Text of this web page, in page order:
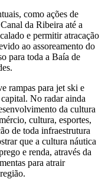
como ações de
da Ribeira até a
e permitir atracação
ao assoreamento do
para toda a Baía de
rampas para jet ski e
No radar ainda
da cultura
cultura, esportes,
de toda infraestrutura
que a cultura náutica
e renda, através da
para atrair